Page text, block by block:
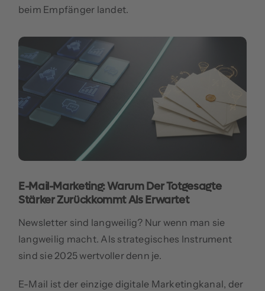
beim Empfänger landet.
E-Mail-Marketing: Warum Der Totgesagte
Stärker Zurückkommt Als Erwartet
Newsletter sind langweilig? Nur wenn man sie
langweilig macht. Als strategisches Instrument
sind sie 2025 wertvoller denn je.
E-Mail ist der einzige digitale Marketingkanal, der